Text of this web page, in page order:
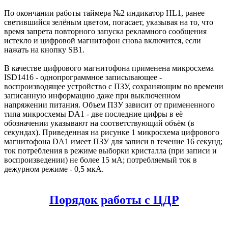
По окончании работы таймера №2 индикатор HL1, ранее
светившийся зелёным цветом, погасает, указывая на то, что
время запрета повторного запуска рекламного сообщения
истекло и цифровой магнитофон снова включится, если
нажать на кнопку SB1.
В качестве цифрового магнитофона применена микросхема
ISD1416 - однопрограммное записывающее -
воспроизводящее устройство с ПЗУ, сохраняющим во времени
записанную информацию даже при выключенном
напряжении питания. Объем ПЗУ зависит от примененного
типа микросхемы DA1 - две последние цифры в её
обозначении указывают на соответствующий объём (в
секундах). Приведенная на рисунке 1 микросхема цифрового
магнитофона DA1 имеет ПЗУ для записи в течение 16 секунд;
ток потребления в режиме выборки кристалла (при записи и
воспроизведении) не более 15 мА; потребляемый ток в
дежурном режиме - 0,5 мкА.
Порядок работы с ЦДР